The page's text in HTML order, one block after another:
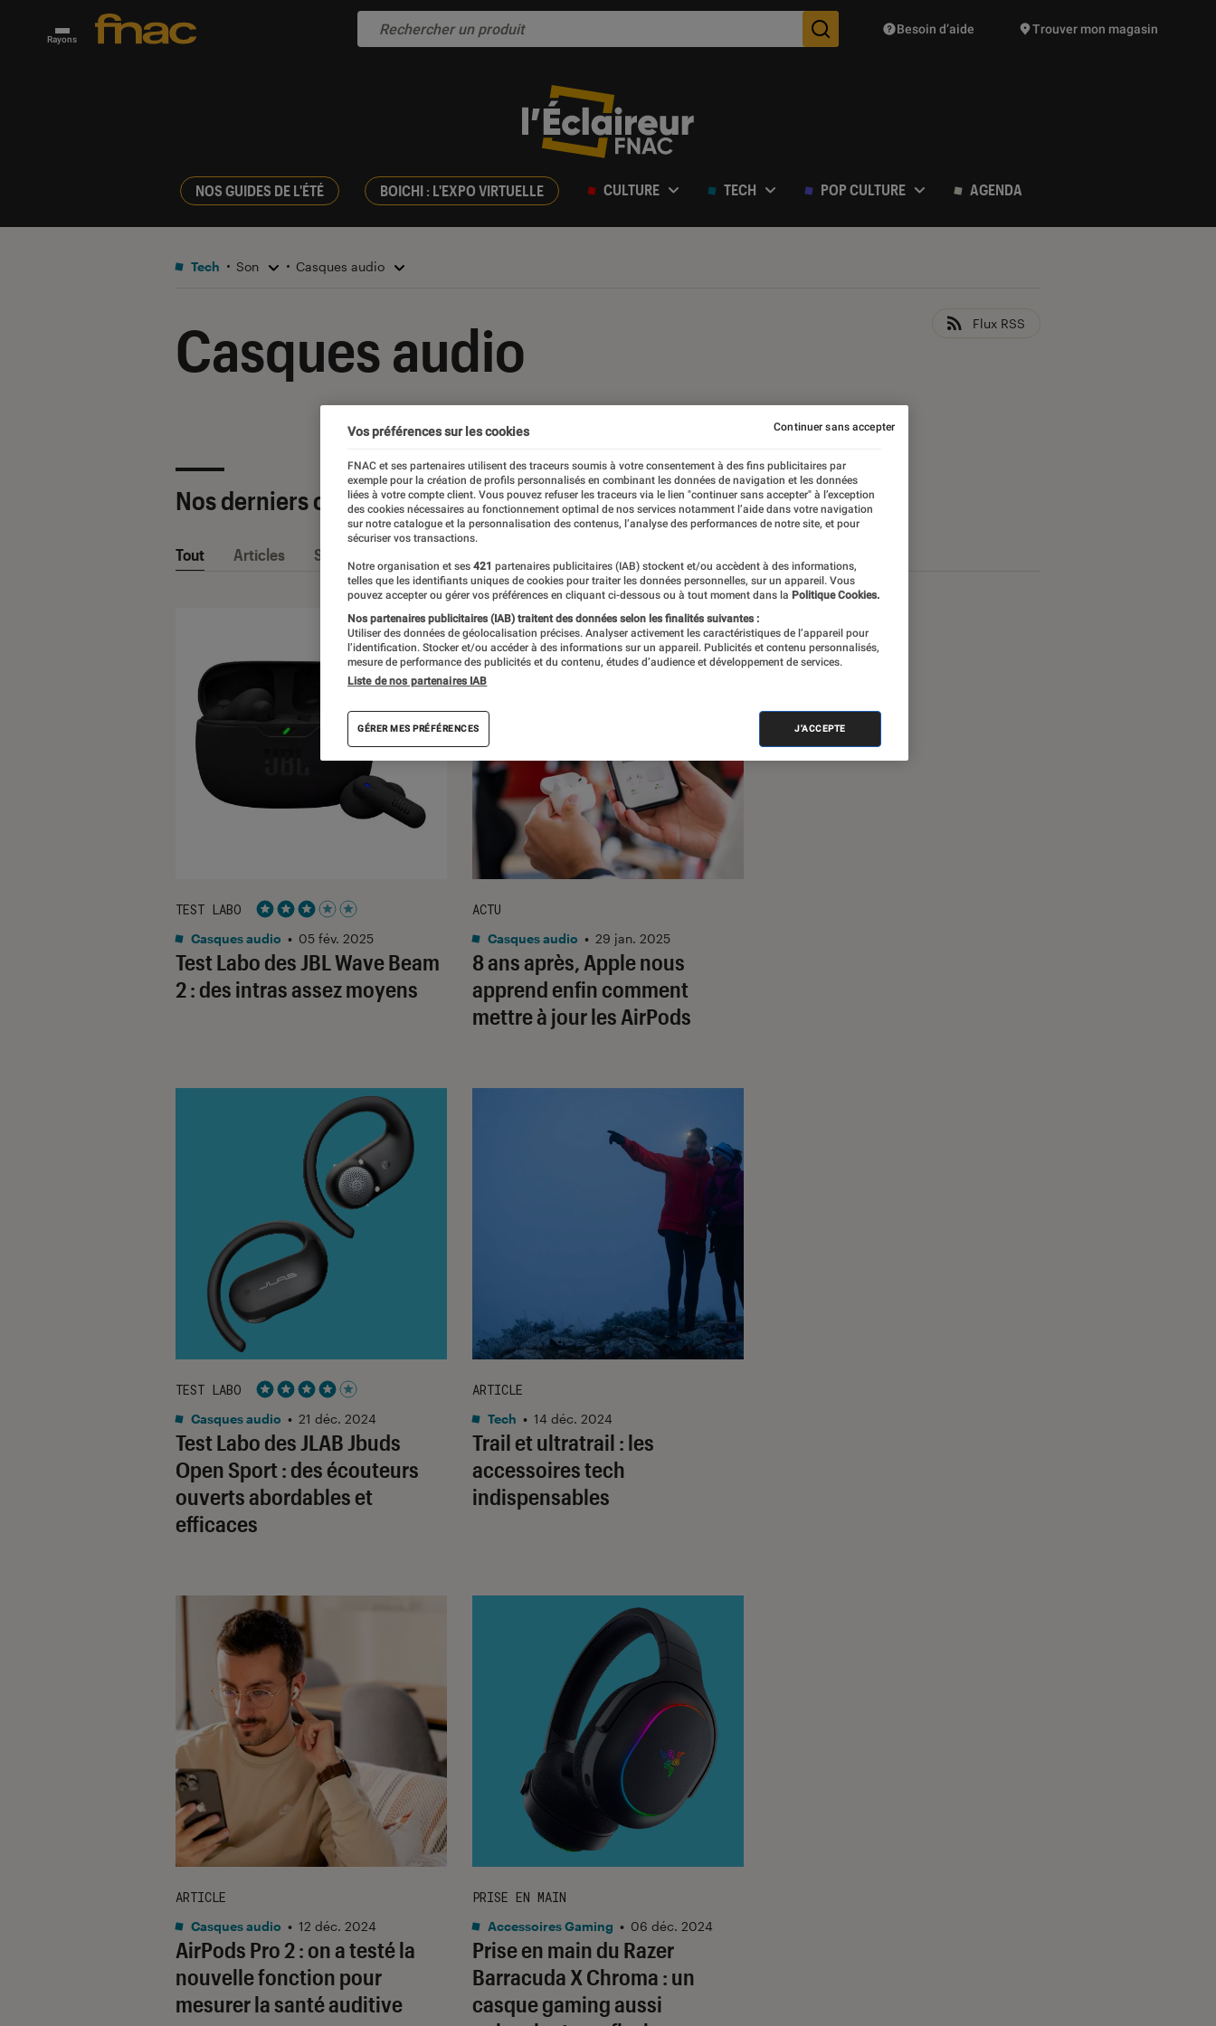
Rayons Des suggestions de produits vont vous être proposées
Besoin d’aide Trouver mon magasin
NOS GUIDES DE L'ÉTÉ BOICHI : L'EXPO VIRTUELLE CULTURE TECH POP CULTURE AGENDA
Tech Son Casques audio
Casques audio Flux RSS
Nos derniers contenus
Tout Articles Sélections et guides
Test Labo des JBL Wave Beam
2 : des intras assez moyens
TEST LABO
Noté 3 étoiles sur 5
Casques audio • 05 fév. 2025
8 ans après, Apple nous
apprend enfin comment
mettre à jour les AirPods
ACTU
Casques audio • 29 jan. 2025
Test Labo des JLAB Jbuds
Open Sport : des écouteurs
ouverts abordables et
efficaces
TEST LABO
Noté 4 étoiles sur 5
Casques audio • 21 déc. 2024
Trail et ultratrail : les
accessoires tech
indispensables
ARTICLE
Tech • 14 déc. 2024
AirPods Pro 2 : on a testé la
nouvelle fonction pour
mesurer la santé auditive
ARTICLE
Casques audio • 12 déc. 2024
Prise en main du Razer
Barracuda X Chroma : un
casque gaming aussi
PRISE EN MAIN
Accessoires Gaming • 06 déc. 2024
Vos préférences sur les cookies
FNAC et ses partenaires utilisent des traceurs soumis à votre consentement à des fins publicitaires par
exemple pour la création de profils personnalisés en combinant les données de navigation et les données
liées à votre compte client. Vous pouvez refuser les traceurs via le lien "continuer sans accepter" à l’exception
des cookies nécessaires au fonctionnement optimal de nos services notamment l’aide dans votre navigation
sur notre catalogue et la personnalisation des contenus, l’analyse des performances de notre site, et pour
sécuriser vos transactions.
Notre organisation et ses 421 partenaires publicitaires (IAB) stockent et/ou accèdent à des informations,
telles que les identifiants uniques de cookies pour traiter les données personnelles, sur un appareil. Vous
pouvez accepter ou gérer vos préférences en cliquant ci-dessous ou à tout moment dans la Politique Cookies.
Nos partenaires publicitaires (IAB) traitent des données selon les finalités suivantes :
Utiliser des données de géolocalisation précises. Analyser activement les caractéristiques de l’appareil pour
l’identification. Stocker et/ou accéder à des informations sur un appareil. Publicités et contenu personnalisés,
mesure de performance des publicités et du contenu, études d’audience et développement de services.
Liste de nos partenaires IAB
GÉRER MES PRÉFÉRENCES J'ACCEPTE
Continuer sans accepter